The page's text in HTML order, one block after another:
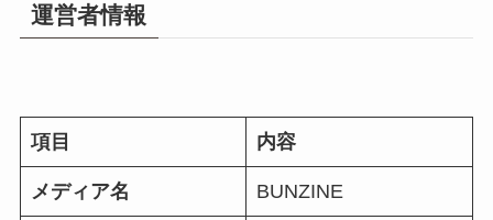
運営者情報
項目 内容
メディア名 BUNZINE